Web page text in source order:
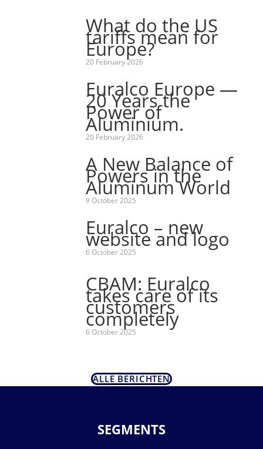
What do the US
tariffs mean for
Europe?
20 February 2026
Euralco Europe —
20 Years the
Power of
Aluminium.
20 February 2026
A New Balance of
Powers in the
Aluminum World
9 October 2025
Euralco – new
website and logo
6 October 2025
CBAM: Euralco
takes care of its
customers
completely
6 October 2025
ALLE BERICHTEN
SEGMENTS